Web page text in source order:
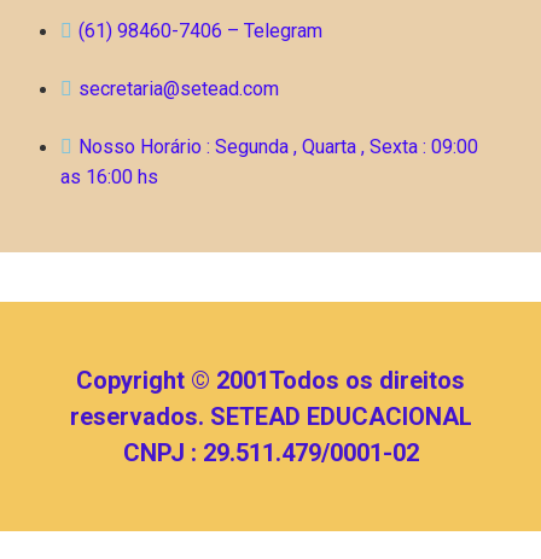
(61) 98460-7406 – Telegram
secretaria@setead.com
Nosso Horário : Segunda , Quarta , Sexta : 09:00
as 16:00 hs
Copyright © 2001Todos os direitos
reservados. SETEAD EDUCACIONAL
CNPJ : 29.511.479/0001-02